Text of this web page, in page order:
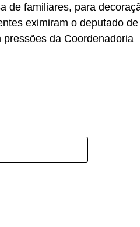
de familiares, para
eximiram o deputado de
da Coordenadoria